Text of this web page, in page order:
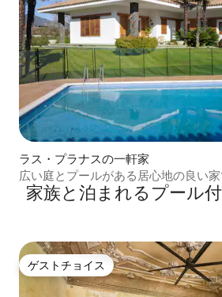
ラス・プラナスの一軒家
広い庭とプールがある居心地の良い家
家族と泊まれるプール
ゲストチョイス
ゲストチョイス